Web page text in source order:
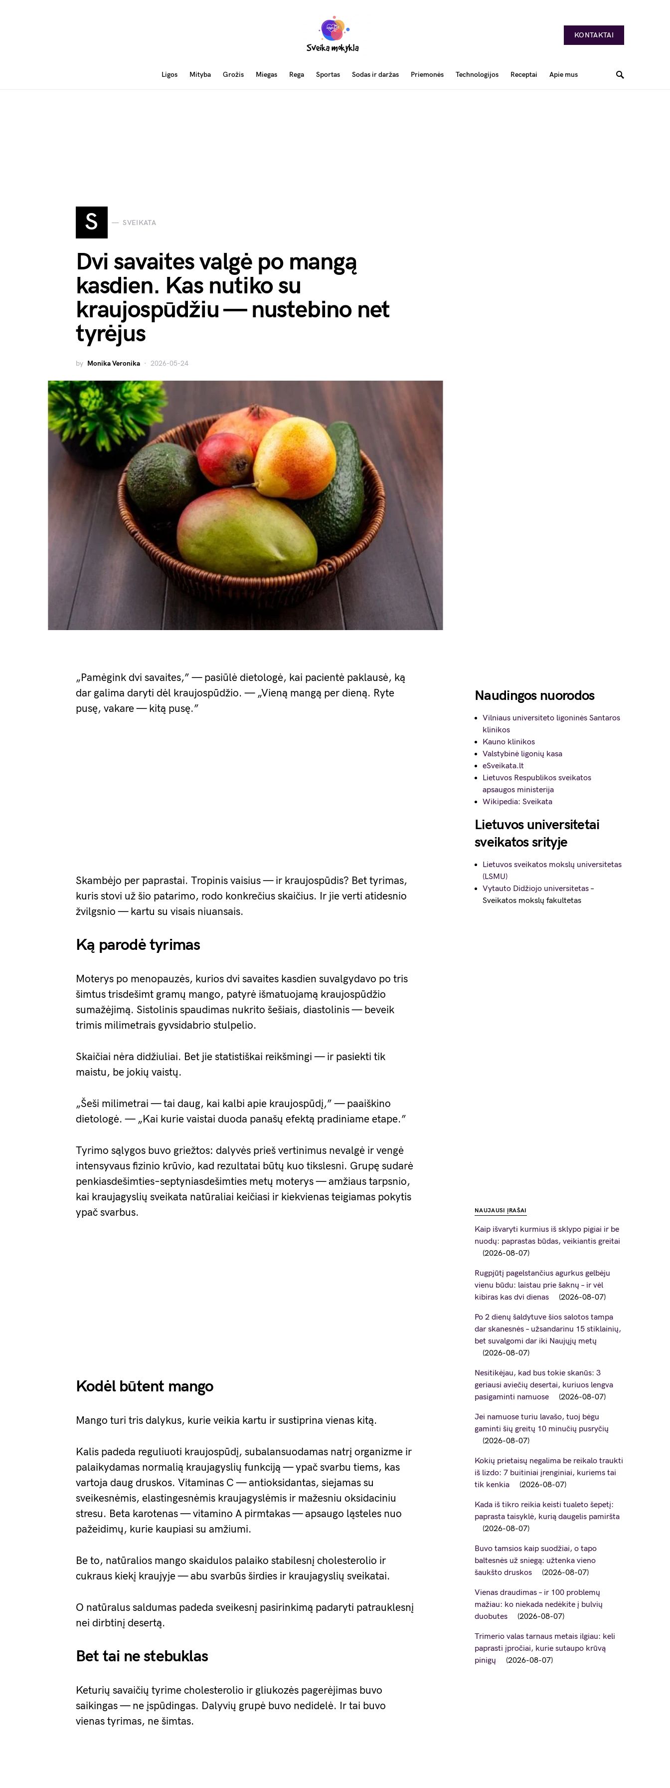
KONTAKTAI
Ligos Mityba Grožis Miegas Rega Sportas Sodas ir daržas Priemonės Technologijos Receptai Apie mus
S SVEIKATA
Dvi savaites valgė po mangą
kasdien. Kas nutiko su
kraujospūdžiu — nustebino net
tyrėjus
by Monika Veronika 2026-05-24
„Pamėgink dvi savaites,” — pasiūlė dietologė, kai pacientė paklausė, ką
dar galima daryti dėl kraujospūdžio. — „Vieną mangą per dieną. Ryte
pusę, vakare — kitą pusę.”
Skambėjo per paprastai. Tropinis vaisius — ir kraujospūdis? Bet tyrimas,
kuris stovi už šio patarimo, rodo konkrečius skaičius. Ir jie verti atidesnio
žvilgsnio — kartu su visais niuansais.
Ką parodė tyrimas
Moterys po menopauzės, kurios dvi savaites kasdien suvalgydavo po tris
šimtus trisdešimt gramų mango, patyrė išmatuojamą kraujospūdžio
sumažėjimą. Sistolinis spaudimas nukrito šešiais, diastolinis — beveik
trimis milimetrais gyvsidabrio stulpelio.
Skaičiai nėra didžiuliai. Bet jie statistiškai reikšmingi — ir pasiekti tik
maistu, be jokių vaistų.
„Šeši milimetrai — tai daug, kai kalbi apie kraujospūdį,” — paaiškino
dietologė. — „Kai kurie vaistai duoda panašų efektą pradiniame etape.”
Tyrimo sąlygos buvo griežtos: dalyvės prieš vertinimus nevalgė ir vengė
intensyvaus fizinio krūvio, kad rezultatai būtų kuo tikslesni. Grupę sudarė
penkiasdešimties–septyniasdešimties metų moterys — amžiaus tarpsnio,
kai kraujagyslių sveikata natūraliai keičiasi ir kiekvienas teigiamas pokytis
ypač svarbus.
Kodėl būtent mango
Mango turi tris dalykus, kurie veikia kartu ir sustiprina vienas kitą.
Kalis padeda reguliuoti kraujospūdį, subalansuodamas natrį organizme ir
palaikydamas normalią kraujagyslių funkciją — ypač svarbu tiems, kas
vartoja daug druskos. Vitaminas C — antioksidantas, siejamas su
sveikesnėmis, elastingesnėmis kraujagyslėmis ir mažesniu oksidaciniu
stresu. Beta karotenas — vitamino A pirmtakas — apsaugo ląsteles nuo
pažeidimų, kurie kaupiasi su amžiumi.
Be to, natūralios mango skaidulos palaiko stabilesnį cholesterolio ir
cukraus kiekį kraujyje — abu svarbūs širdies ir kraujagyslių sveikatai.
O natūralus saldumas padeda sveikesnį pasirinkimą padaryti patrauklesnį
nei dirbtinį desertą.
Bet tai ne stebuklas
Keturių savaičių tyrime cholesterolio ir gliukozės pagerėjimas buvo
saikingas — ne įspūdingas. Dalyvių grupė buvo nedidelė. Ir tai buvo
vienas tyrimas, ne šimtas.
Naudingos nuorodos
Vilniaus universiteto ligoninės Santaros
klinikos
Kauno klinikos
Valstybinė ligonių kasa
eSveikata.lt
Lietuvos Respublikos sveikatos
apsaugos ministerija
Wikipedia: Sveikata
Lietuvos universitetai
sveikatos srityje
Lietuvos sveikatos mokslų universitetas
(LSMU)
Vytauto Didžiojo universitetas –
Sveikatos mokslų fakultetas
NAUJAUSI ĮRAŠAI
Kaip išvaryti kurmius iš sklypo pigiai ir be
nuodų: paprastas būdas, veikiantis greitai
2026-08-07
Rugpjūtį pagelstančius agurkus gelbėju
vienu būdu: laistau prie šaknų – ir vėl
kibiras kas dvi dienas
2026-08-07
Po 2 dienų šaldytuve šios salotos tampa
dar skanesnės – užsandarinu 15 stiklainių,
bet suvalgomi dar iki Naujųjų metų
2026-08-07
Nesitikėjau, kad bus tokie skanūs: 3
geriausi aviečių desertai, kuriuos lengva
pasigaminti namuose
2026-08-07
Jei namuose turiu lavašo, tuoj bėgu
gaminti šių greitų 10 minučių pusryčių
2026-08-07
Kokių prietaisų negalima be reikalo traukti
iš lizdo: 7 buitiniai įrenginiai, kuriems tai
tik kenkia
2026-08-07
Kada iš tikro reikia keisti tualeto šepetį:
paprasta taisyklė, kurią daugelis pamiršta
2026-08-07
Buvo tamsios kaip suodžiai, o tapo
baltesnės už sniegą: užtenka vieno
šaukšto druskos
2026-08-07
Vienas draudimas – ir 100 problemų
mažiau: ko niekada nedėkite į bulvių
duobutes
2026-08-07
Trimerio valas tarnaus metais ilgiau: keli
paprasti įpročiai, kurie sutaupo krūvą
pinigų
2026-08-07